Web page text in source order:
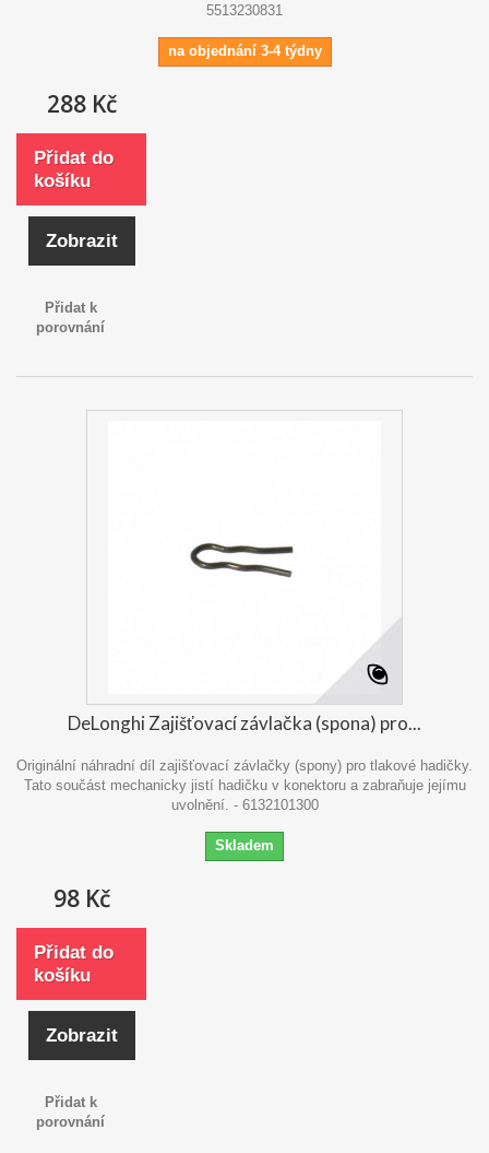
5513230831
na objednání 3-4 týdny
288 Kč
Přidat do
košíku
Zobrazit
Přidat k
porovnání
DeLonghi Zajišťovací závlačka (spona) pro...
Originální náhradní díl zajišťovací závlačky (spony) pro tlakové hadičky.
Tato součást mechanicky jistí hadičku v konektoru a zabraňuje jejímu
uvolnění. - 6132101300
Skladem
98 Kč
Přidat do
košíku
Zobrazit
Přidat k
porovnání